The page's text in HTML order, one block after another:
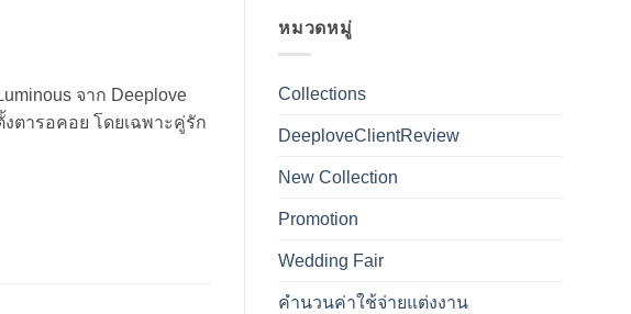
จาก Deeplove
ตารอคอย โดยเฉพาะคู่รัก
หมวดหมู่
Collections
DeeploveClientReview
New Collection
Promotion
Wedding Fair
คำนวนค่าใช้จ่ายแต่งงาน